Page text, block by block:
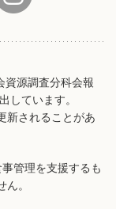
資源調査分科会報
しています。
新されることがあ
管理を支援するも
。